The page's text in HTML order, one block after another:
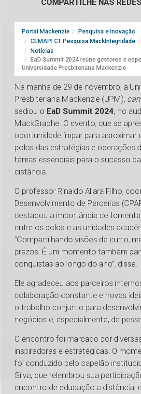
COMPARTILHE NAS
Portal Mackenzie
Pesquisa e Inovação
CEMAPI CT Pesquisa MackIntegridade
Notícias
EaD Summit 2024 reúne gestores e
Universidade Presbiteriana Mackenzie
Na manhã de 29 de novembro, a
Presbiteriana Mackenzie (UPM),
sediou o EaD Summit 2024, no
MackGraphe. O evento, que se
oportunidade ímpar para aproximar
polos das estratégias e operações
temas essenciais para o sucesso
distância.
O professor Rinaldo Allara Filho,
Desenvolvimento de Parcerias
destacou a importância de
entre os polos e as unidades
“Compartilhando visões de curto,
prazos. É um momento também
conquistas ao longo do ano”, disse.
Ele agradeceu aos parceiros
colaboração constante e novas
o trabalho conjunto para
negócios e, especialmente, de
O encontro foi marcado por
inspiradoras e estratégicas. O
foi conduzido pelo capelão
Silva, que relembrou sua
encontro de educação a distância,